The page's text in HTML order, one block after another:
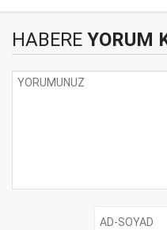
HABERE YORUM